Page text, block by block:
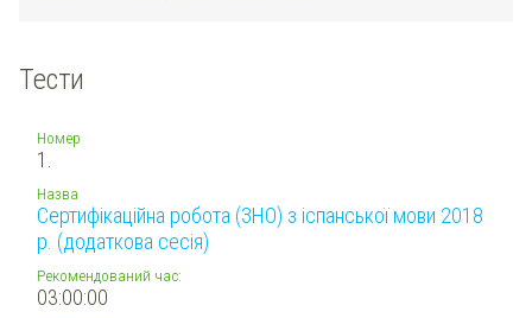
Тести
Номер
1.
Назва
Сертифікаційна робота (ЗНО) з іспанської мови 2018
р. (додаткова сесія)
Рекомендований час:
03:00:00